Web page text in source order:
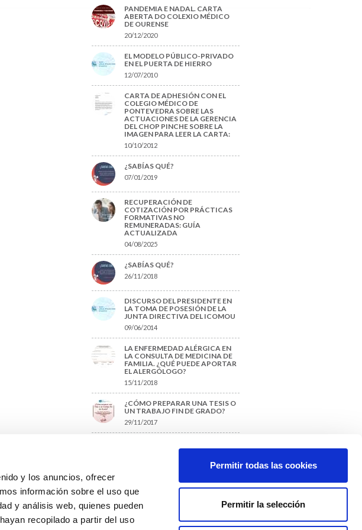
y los anuncios, ofrecer
información sobre el uso que
y análisis web, quienes pueden
recopilado a partir del uso
Permitir todas las cookies
Permitir la selección
PANDEMIA E NADAL. CARTA
ABERTA DO COLEXIO MÉDICO
DE OURENSE
20/12/2020
EL MODELO PÚBLICO-PRIVADO
EN EL PUERTA DE HIERRO
12/07/2010
CARTA DE ADHESIÓN CON EL
COLEGIO MÉDICO DE
PONTEVEDRA SOBRE LAS
ACTUACIONES DE LA GERENCIA
DEL CHOP PINCHE SOBRE LA
IMAGEN PARA LEER LA CARTA:
10/10/2012
¿SABÍAS QUÉ?
07/01/2019
RECUPERACIÓN DE
COTIZACIÓN POR PRÁCTICAS
FORMATIVAS NO
REMUNERADAS: GUÍA
ACTUALIZADA
04/08/2025
¿SABÍAS QUÉ?
26/11/2018
DISCURSO DEL PRESIDENTE EN
LA TOMA DE POSESIÓN DE LA
JUNTA DIRECTIVA DEL ICOMOU
09/06/2014
LA ENFERMEDAD ALÉRGICA EN
LA CONSULTA DE MEDICINA DE
FAMILIA. ¿QUÉ PUEDE APORTAR
EL ALERGÓLOGO?
15/11/2018
¿CÓMO PREPARAR UNA TESIS O
UN TRABAJO FIN DE GRADO?
29/11/2017
protección de datos